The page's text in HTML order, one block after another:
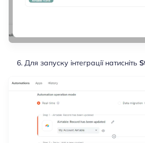
Для запуску інтеграції натисніть